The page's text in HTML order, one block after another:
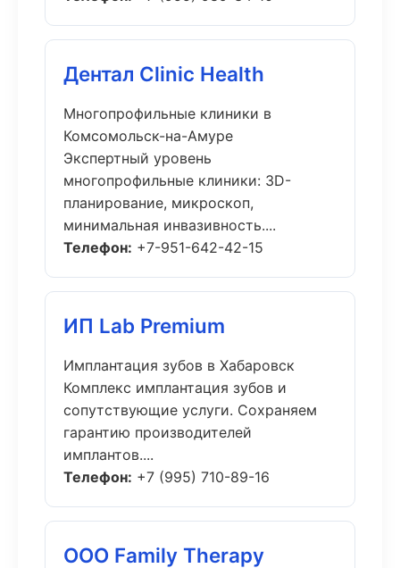
Дентал Clinic Health
Многопрофильные клиники в
Комсомольск-на-Амуре
Экспертный уровень
многопрофильные клиники: 3D-
планирование, микроскоп,
минимальная инвазивность....
Телефон: +7-951-642-42-15
ИП Lab Premium
Имплантация зубов в Хабаровск
Комплекс имплантация зубов и
сопутствующие услуги. Сохраняем
гарантию производителей
имплантов....
Телефон: +7 (995) 710-89-16
ООО Family Therapy